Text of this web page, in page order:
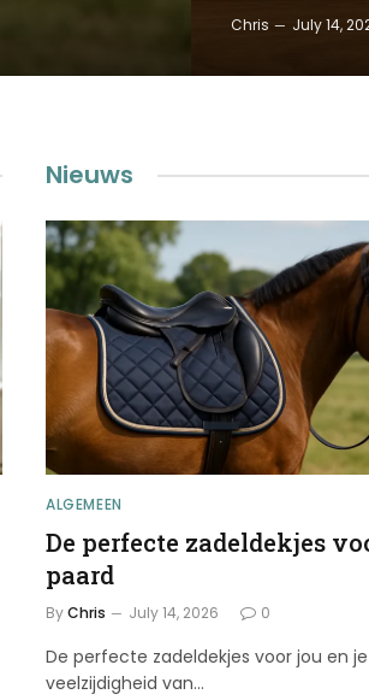
Chris July 14,
Nieuws
ALGEMEEN
De perfecte zadeldekjes
paard
ByChris July 14, 2026 0
De perfecte zadeldekjes voor jou en
veelzijdigheid van…